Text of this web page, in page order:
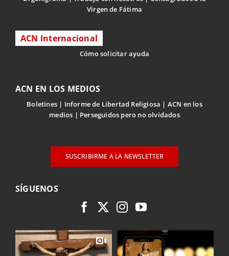
Virgen de Fátima
ACN Internacional
Cómo solicitar ayuda
ACN EN LOS MEDIOS
Boletines Informe de Libertad Religiosa
ACN en los
medios
Perseguidos pero no olvidados
SUSCRIBIRME A LA NEWSLETTER
SÍGUENOS